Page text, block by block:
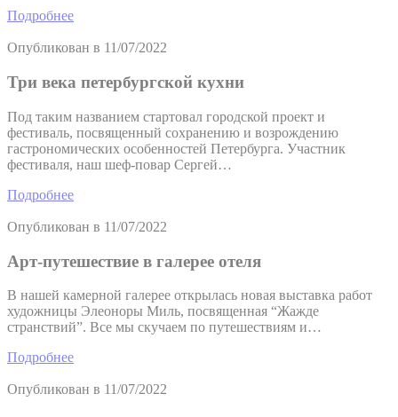
Подробнее
Опубликован в 11/07/2022
Три века петербургской кухни
Под таким названием стартовал городской проект и
фестиваль, посвященный сохранению и возрождению
гастрономических особенностей Петербурга. Участник
фестиваля, наш шеф-повар Сергей…
Подробнее
Опубликован в 11/07/2022
Арт-путешествие в галерее отеля
В нашей камерной галерее открылась новая выставка работ
художницы Элеоноры Миль, посвященная “Жажде
странствий”. Все мы скучаем по путешествиям и…
Подробнее
Опубликован в 11/07/2022